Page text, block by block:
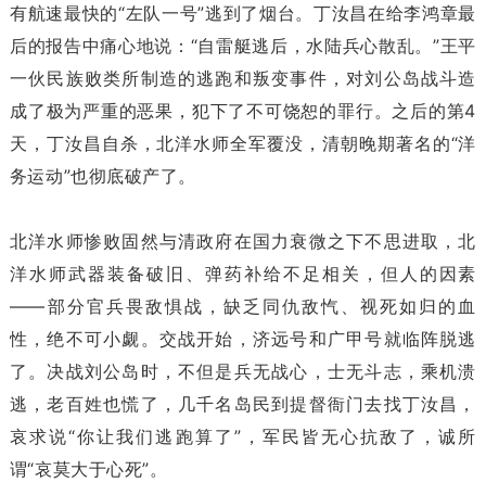
有航速最快的“左队一号”逃到了烟台。丁汝昌在给李鸿章最
后的报告中痛心地说：“自雷艇逃后，水陆兵心散乱。”王平
一伙民族败类所制造的逃跑和叛变事件，对刘公岛战斗造
成了极为严重的恶果，犯下了不可饶恕的罪行。之后的第4
天，丁汝昌自杀，北洋水师全军覆没，清朝晚期著名的“洋
务运动”也彻底破产了。
北洋水师惨败固然与清政府在国力衰微之下不思进取，北
洋水师武器装备破旧、弹药补给不足相关，但人的因素
——部分官兵畏敌惧战，缺乏同仇敌忾、视死如归的血
性，绝不可小觑。交战开始，济远号和广甲号就临阵脱逃
了。决战刘公岛时，不但是兵无战心，士无斗志，乘机溃
逃，老百姓也慌了，几千名岛民到提督衙门去找丁汝昌，
哀求说“你让我们逃跑算了”，军民皆无心抗敌了，诚所
谓“哀莫大于心死”。